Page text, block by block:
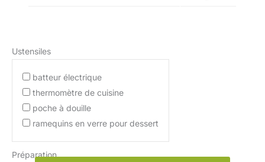
Ustensiles
batteur électrique
thermomètre de cuisine
poche à douille
ramequins en verre pour dessert
Préparation